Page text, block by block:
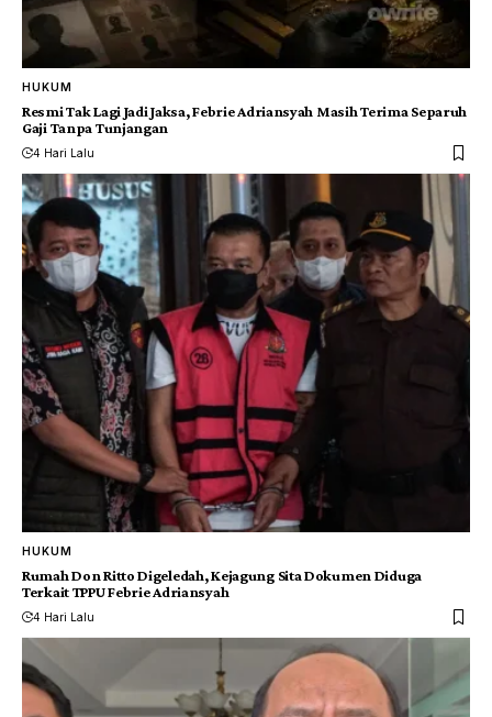
HUKUM
Resmi Tak Lagi Jadi Jaksa, Febrie Adriansyah Masih Terima Separuh
Gaji Tanpa Tunjangan
4 Hari Lalu
HUKUM
Rumah Don Ritto Digeledah, Kejagung Sita Dokumen Diduga
Terkait TPPU Febrie Adriansyah
4 Hari Lalu